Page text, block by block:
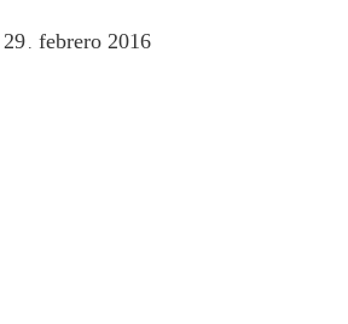
29 . febrero 2016